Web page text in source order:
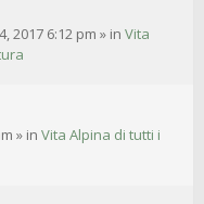
2017 6:12 pm » in Vita
» in Vita Alpina di tutti i